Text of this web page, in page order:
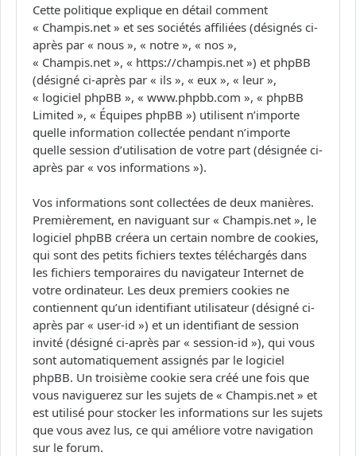
Cette politique explique en détail comment
« Champis.net » et ses sociétés affiliées (désignés ci-
après par « nous », « notre », « nos »,
« Champis.net », « https://champis.net ») et phpBB
(désigné ci-après par « ils », « eux », « leur »,
« logiciel phpBB », « www.phpbb.com », « phpBB
Limited », « Équipes phpBB ») utilisent n’importe
quelle information collectée pendant n’importe
quelle session d’utilisation de votre part (désignée ci-
après par « vos informations »).
Vos informations sont collectées de deux manières.
Premièrement, en naviguant sur « Champis.net », le
logiciel phpBB créera un certain nombre de cookies,
qui sont des petits fichiers textes téléchargés dans
les fichiers temporaires du navigateur Internet de
votre ordinateur. Les deux premiers cookies ne
contiennent qu’un identifiant utilisateur (désigné ci-
après par « user-id ») et un identifiant de session
invité (désigné ci-après par « session-id »), qui vous
sont automatiquement assignés par le logiciel
phpBB. Un troisième cookie sera créé une fois que
vous naviguerez sur les sujets de « Champis.net » et
est utilisé pour stocker les informations sur les sujets
que vous avez lus, ce qui améliore votre navigation
sur le forum.